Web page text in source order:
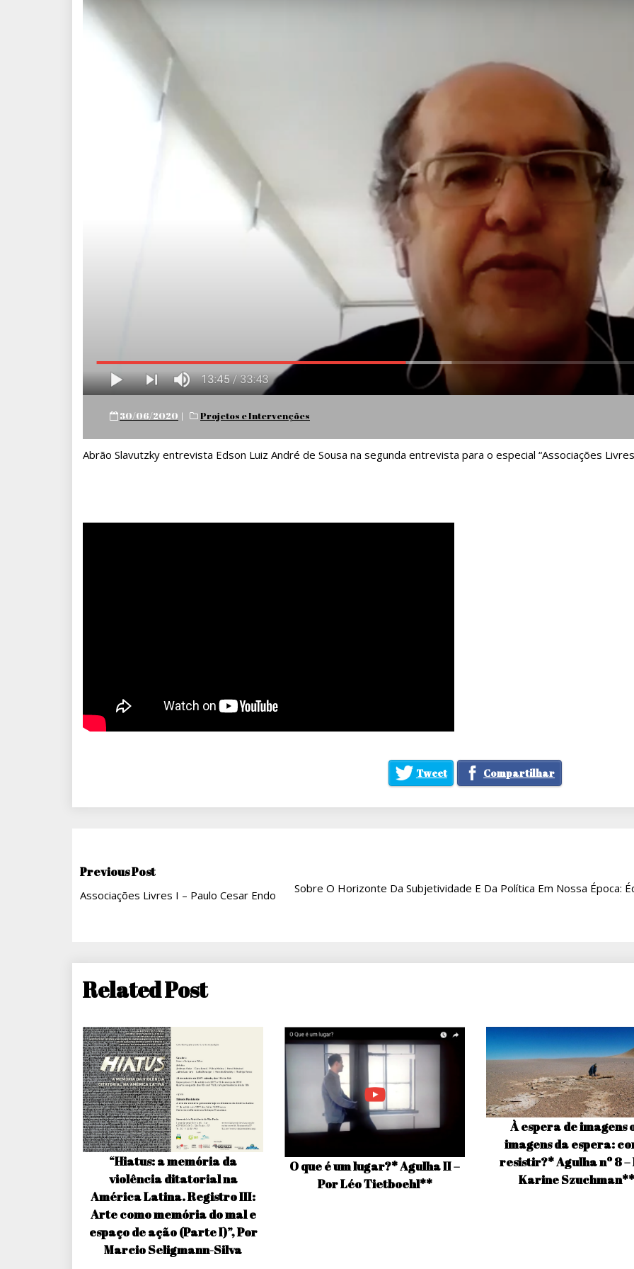
Posted
30/06/2020 Projetos e Intervenções
Abrão Slavutzky entrevista Edson Luiz André de Sousa na segunda entrevista para o especial “Associações
Tweet Compartilhar
Navegação
De
Previous Post
Associações Livres I – Paulo Cesar Endo Sobre O Horizonte Da Subjetividade E Da Política Em Nossa Época:
Related Post
“Hiatus: a memória da
violência ditatorial na
América Latina. Registro III:
Arte como memória do mal e
espaço de ação (Parte I)”, Por
Marcio Seligmann-Silva
O que é um lugar?* Agulha II –
Por Léo Tietboehl**
À espera de imagens
imagens da espera:
resistir?* Agulha nº 8 –
Karine Szuchman**